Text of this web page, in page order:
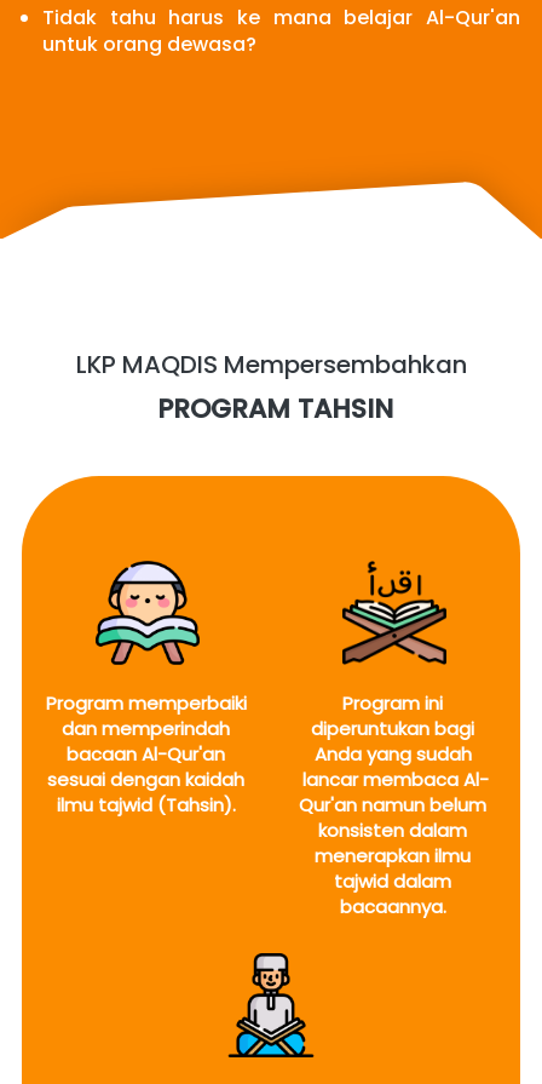
Tidak tahu harus ke mana belajar Al-Qur'an
untuk orang dewasa?
LKP MAQDIS Mempersembahkan
PROGRAM TAHSIN
Program memperbaiki
dan memperindah
bacaan Al-Qur'an
sesuai dengan kaidah
ilmu tajwid (Tahsin).
Program ini
diperuntukan bagi
Anda yang sudah
lancar membaca Al-
Qur'an namun belum
konsisten dalam
menerapkan ilmu
tajwid dalam
bacaannya.